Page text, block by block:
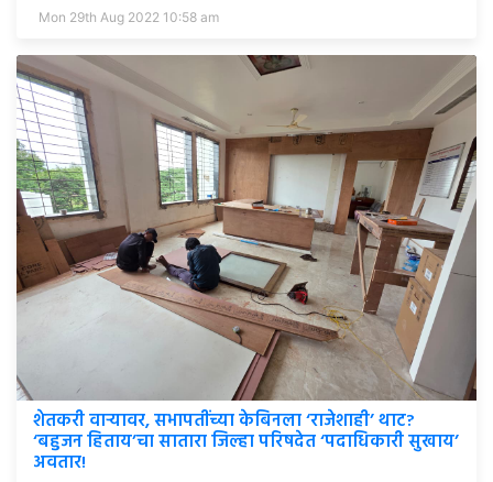
Mon 29th Aug 2022 10:58 am
शेतकरी वाऱ्यावर, सभापतींच्या केबिनला ‘राजेशाही’ थाट?
‘बहुजन हिताय’चा सातारा जिल्हा परिषदेत ‘पदाधिकारी सुखाय’
अवतार!